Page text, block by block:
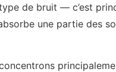
de bruit — c’est
une partie des